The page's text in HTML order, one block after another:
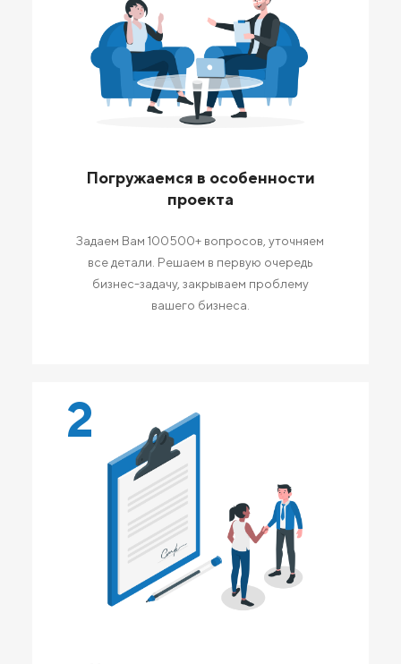
Погружаемся в особенности
проекта
Задаем Вам 100500+ вопросов, уточняем
все детали. Решаем в первую очередь
бизнес-задачу, закрываем проблему
вашего бизнеса.
2